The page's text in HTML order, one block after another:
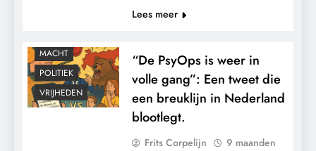
Lees meer
MACHT
POLITIEK
VRIJHEDEN
“De PsyOps is weer in
volle gang”: Een tweet die
een breuklijn in Nederland
blootlegt.
Frits Corpelijn
9 maanden